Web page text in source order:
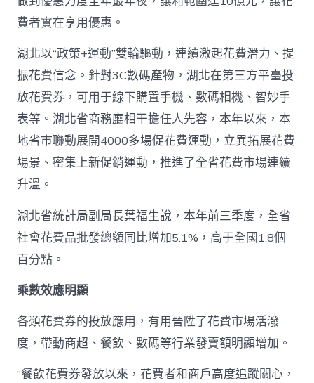
費者實在享用優惠。
湖北以“政策+運動”雙輪驅動，連續激起花費潛力、提
振花費信念。針對3C數碼產物，湖北在第三方平臺投
放花費券，可用于線下購置手機、數碼相機、智妙手
表等。湖北省商務廳相干擔任人先容，本年以來，本
地省市聯動展開4000多場促花費運動，立異拓展花費
場景、密集上新促銷運動，推進了全省花費市場連續
升溫。
湖北省統計局副局長葉福生說，本年前三季度，全省
社會花費品批發總額同比增加5.1%，高于全國1.8個
百分點。
乘數效應明顯
各類花費券的投放應用，有用晉陞了花費市場活潑
度，帶動商超、餐飲、數碼等行業發賣額明顯增加。
“餐飲花費券發放以來，花費者和商戶高度追蹤關心，